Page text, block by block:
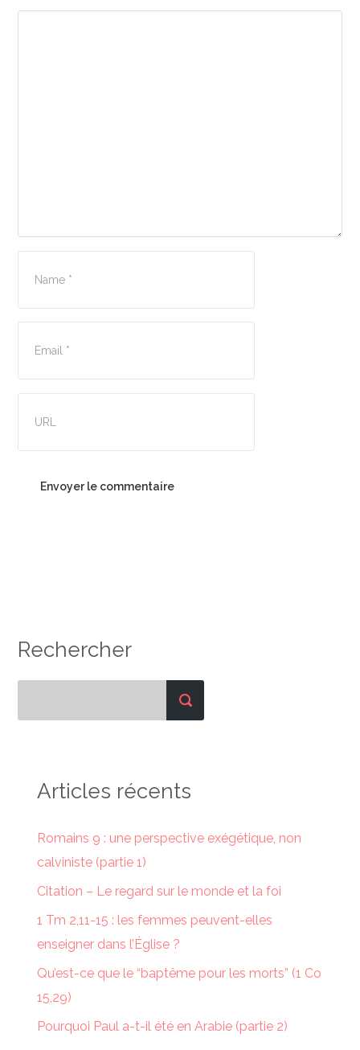
Rechercher
Articles récents
Romains 9 : une perspective exégétique, non
calviniste (partie 1)
Citation – Le regard sur le monde et la foi
1 Tm 2,11-15 : les femmes peuvent-elles
enseigner dans l’Église ?
Qu’est-ce que le “baptême pour les morts” (1 Co
15,29)
Pourquoi Paul a-t-il été en Arabie (partie 2)